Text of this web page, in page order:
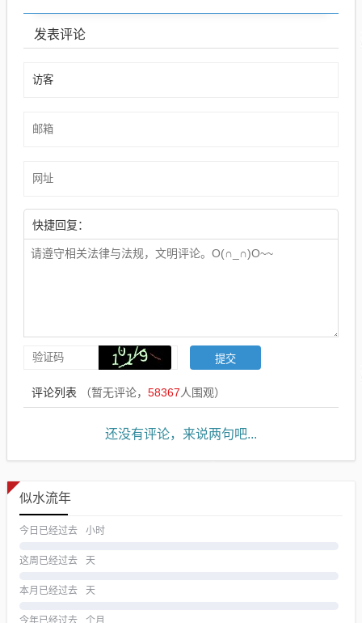
发表评论
快捷回复：
评论列表 （暂无评论， 58367人围观）
还没有评论，来说两句吧...
似水流年
今日已经过去 小时
这周已经过去 天
本月已经过去 天
今年已经过去 个月